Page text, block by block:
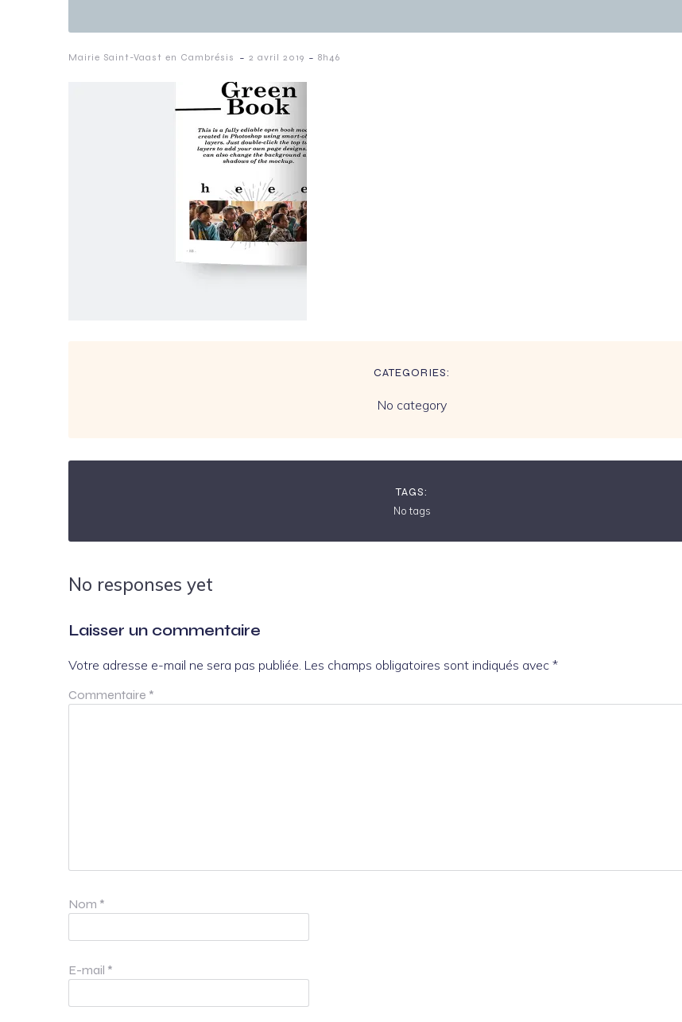
Mairie Saint-Vaast en Cambrésis - 2 avril 2019 - 8h46
CATEGORIES:
No category
TAGS:
No tags
No responses yet
Laisser un commentaire
Votre adresse e-mail ne sera pas publiée. Les champs obligatoires sont indiqués avec *
Commentaire *
Nom *
E-mail *